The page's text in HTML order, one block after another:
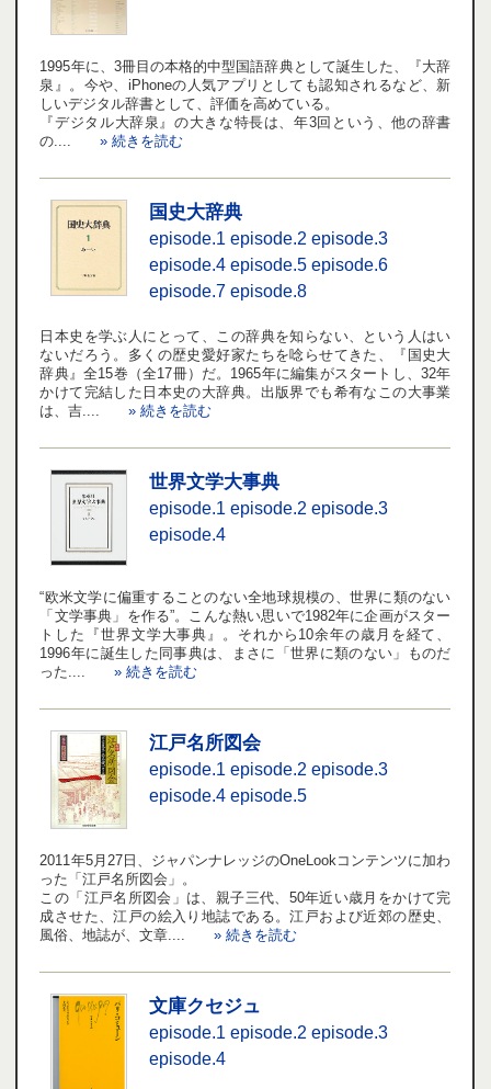
1995年に、3冊目の本格的中型国語辞典として誕生した、『大辞
泉』。今や、iPhoneの人気アプリとしても認知されるなど、新
しいデジタル辞書として、評価を高めている。
『デジタル大辞泉』の大きな特長は、年3回という、他の辞書
の....» 続きを読む
国史大辞典
episode.1 episode.2 episode.3
episode.4 episode.5 episode.6
episode.7 episode.8
日本史を学ぶ人にとって、この辞典を知らない、という人はい
ないだろう。多くの歴史愛好家たちを唸らせてきた、『国史大
辞典』全15巻（全17冊）だ。1965年に編集がスタートし、32年
かけて完結した日本史の大辞典。出版界でも希有なこの大事業
は、吉....» 続きを読む
世界文学大事典
episode.1 episode.2 episode.3
episode.4
“欧米文学に偏重することのない全地球規模の、世界に類のない
「文学事典」を作る”。こんな熱い思いで1982年に企画がスター
トした『世界文学大事典』。それから10余年の歳月を経て、
1996年に誕生した同事典は、まさに「世界に類のない」ものだ
った....» 続きを読む
江戸名所図会
episode.1 episode.2 episode.3
episode.4 episode.5
2011年5月27日、ジャパンナレッジのOneLookコンテンツに加わ
った「江戸名所図会」。
この「江戸名所図会」は、親子三代、50年近い歳月をかけて完
成させた、江戸の絵入り地誌である。江戸および近郊の歴史、
風俗、地誌が、文章....» 続きを読む
文庫クセジュ
episode.1 episode.2 episode.3
episode.4